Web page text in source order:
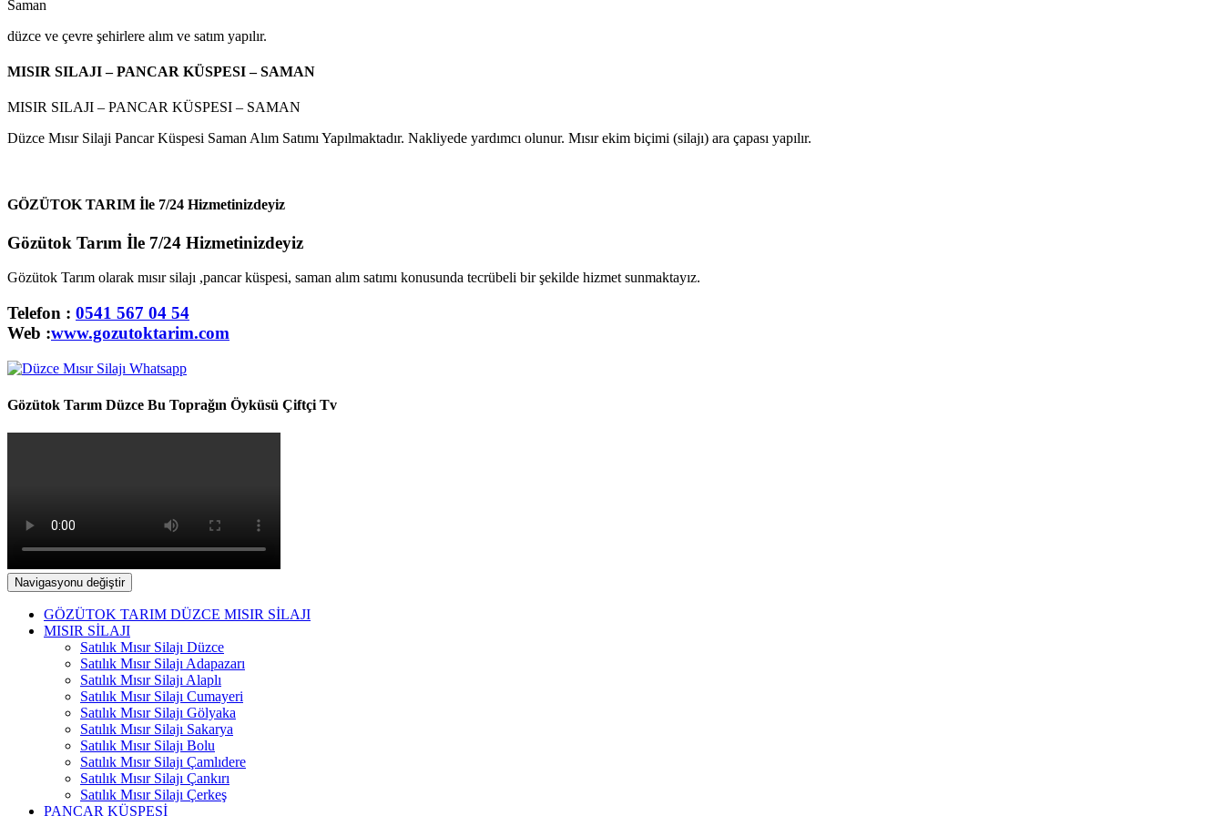
Saman
düzce ve çevre şehirlere alım ve satım yapılır.
MISIR SILAJI – PANCAR KÜSPESI – SAMAN
MISIR SILAJI – PANCAR KÜSPESI – SAMAN
Düzce Mısır Silaji Pancar Küspesi Saman Alım Satımı Yapılmaktadır. Nakliyede yardımcı olunur. Mısır ekim biçimi (silajı) ara çapası yapılır.
GÖZÜTOK TARIM İle 7/24 Hizmetinizdeyiz
Gözütok Tarım İle 7/24 Hizmetinizdeyiz
Gözütok Tarım olarak mısır silajı ,pancar küspesi, saman alım satımı konusunda tecrübeli bir şekilde hizmet sunmaktayız.
Telefon : 0541 567 04 54
Web :www.gozutoktarim.com
Gözütok Tarım Düzce Bu Toprağın Öyküsü Çiftçi Tv
Navigasyonu değiştir
GÖZÜTOK TARIM DÜZCE MISIR SİLAJI
MISIR SİLAJI
Satılık Mısır Silajı Düzce
Satılık Mısır Silajı Adapazarı
Satılık Mısır Silajı Alaplı
Satılık Mısır Silajı Cumayeri
Satılık Mısır Silajı Gölyaka
Satılık Mısır Silajı Sakarya
Satılık Mısır Silajı Bolu
Satılık Mısır Silajı Çamlıdere
Satılık Mısır Silajı Çankırı
Satılık Mısır Silajı Çerkeş
PANCAR KÜSPESİ